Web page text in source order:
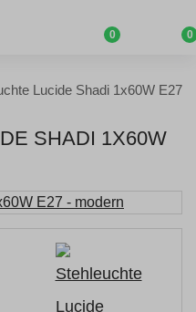
0 0
Lucide Shadi 1x60W E27
SHADI 1X60W